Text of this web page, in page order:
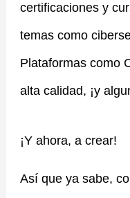
certificaciones y
temas como
Plataformas como
alta calidad, ¡y
¡Y ahora, a crear!
Así que ya sabe,